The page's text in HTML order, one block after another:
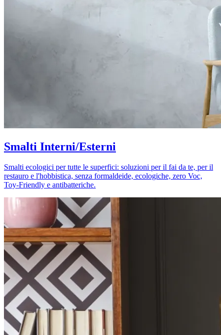
Smalti Interni/Esterni
Smalti ecologici per tutte le superfici: soluzioni per il fai da te, per il
restauro e l'hobbistica, senza formaldeide, ecologiche, zero Voc,
Toy-Friendly e antibatteriche.